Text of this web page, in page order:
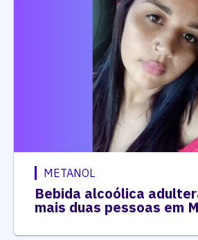
METANOL
Bebida alcoólica
mais duas pessoas em